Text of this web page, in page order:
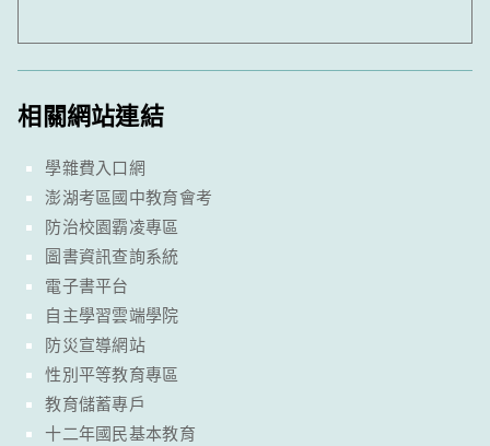
相關網站連結
學雜費入口網
澎湖考區國中教育會考
防治校園霸凌專區
圖書資訊查詢系統
電子書平台
自主學習雲端學院
防災宣導網站
性別平等教育專區
教育儲蓄專戶
十二年國民基本教育